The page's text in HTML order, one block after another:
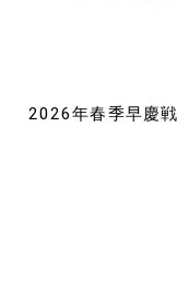
2026年春季早慶